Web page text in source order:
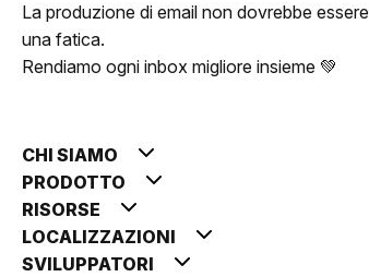
La produzione di email non dovrebbe essere
una fatica.
Rendiamo ogni inbox migliore insieme 💚
CHI SIAMO
PRODOTTO
RISORSE
LOCALIZZAZIONI
SVILUPPATORI